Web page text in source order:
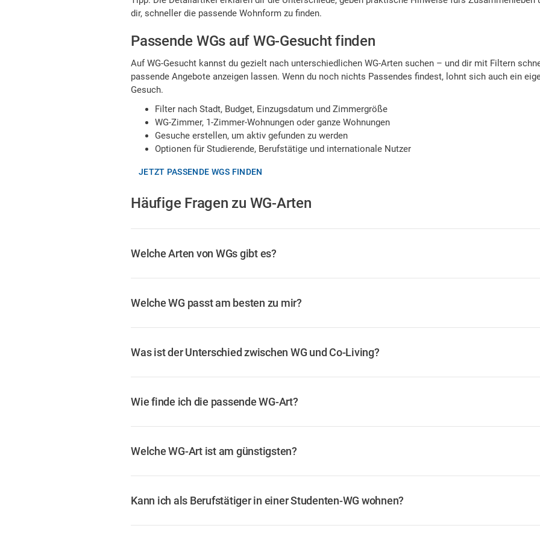
dir, schneller die passende Wohnform zu finden.
Passende WGs auf WG-Gesucht finden
Auf WG-Gesucht kannst du gezielt nach unterschiedlichen WG-Arten suchen – und dir mit Filtern
passende Angebote anzeigen lassen. Wenn du noch nichts Passendes findest, lohnt sich auch ein
Gesuch.
Filter nach Stadt, Budget, Einzugsdatum und Zimmergröße
WG-Zimmer, 1-Zimmer-Wohnungen oder ganze Wohnungen
Gesuche erstellen, um aktiv gefunden zu werden
Optionen für Studierende, Berufstätige und internationale Nutzer
JETZT PASSENDE WGS FINDEN
Häufige Fragen zu WG-Arten
Welche Arten von WGs gibt es?
Welche WG passt am besten zu mir?
Was ist der Unterschied zwischen WG und Co-Living?
Wie finde ich die passende WG-Art?
Welche WG-Art ist am günstigsten?
Kann ich als Berufstätiger in einer Studenten-WG wohnen?